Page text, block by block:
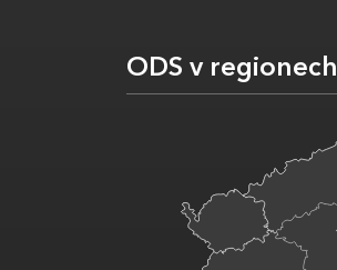
ODS v regionech